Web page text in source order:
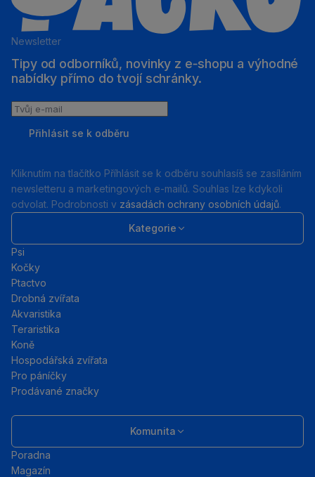
Newsletter
Tipy od odborníků, novinky z e‑shopu a výhodné
nabídky přímo do tvojí schránky.
Tvůj
Přihlásit se k odběru
Kliknutím na tlačítko Příhlásit se k odběru souhlasíš se zasíláním
newsletteru a marketingových e-mailů. Souhlas lze kdykoli
odvolat. Podrobnosti v zásadách ochrany osobních údajů.
Kategorie
Psi
Kočky
Ptactvo
Drobná zvířata
Akvaristika
Teraristika
Koně
Hospodářská zvířata
Pro páníčky
Prodávané značky
Komunita
Poradna
Magazín